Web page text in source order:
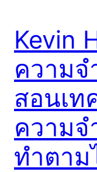
Kevin
ความจ
สอนเ
ความจ
ทำตา